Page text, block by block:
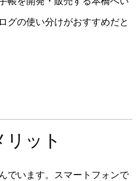
グの使い分けがおすすめだと
ット
でいます。スマートフォンで